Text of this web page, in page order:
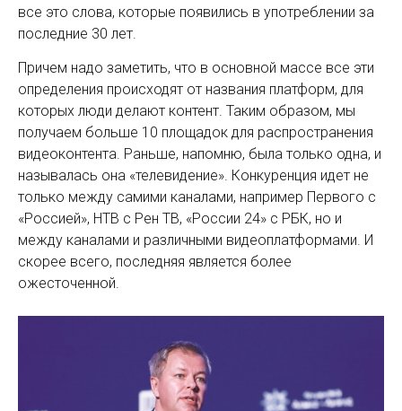
все это слова, которые по­явились в употреблении за
последние 30 лет.
Причем надо заметить, что в основной массе все эти
определения происходят от названия платформ, для
которых люди делают контент. Таким образом, мы
получаем больше 10 площадок для распространения
видеоконтента. Раньше, напомню, была только одна, и
называлась она «телевидение». Конкуренция идет не
только между самими каналами, например Первого с
«Россией», НТВ с Рен ТВ, «России 24» с РБК, но и
между каналами и различными видео­платформами. И
скорее всего, последняя яв­ляется более
ожесточенной.